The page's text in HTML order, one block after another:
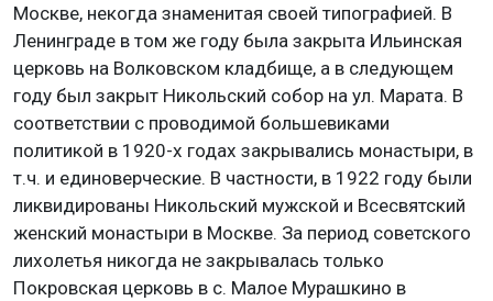
Москве, некогда знаменитая своей типографией. В
Ленинграде в том же году была закрыта Ильинская
церковь на Волковском кладбище, а в следующем
году был закрыт Никольский собор на ул. Марата. В
соответствии с проводимой большевиками
политикой в 1920-х годах закрывались монастыри, в
т.ч. и единоверческие. В частности, в 1922 году были
ликвидированы Никольский мужской и Всесвятский
женский монастыри в Москве. За период советского
лихолетья никогда не закрывалась только
Покровская церковь в с. Малое Мурашкино в